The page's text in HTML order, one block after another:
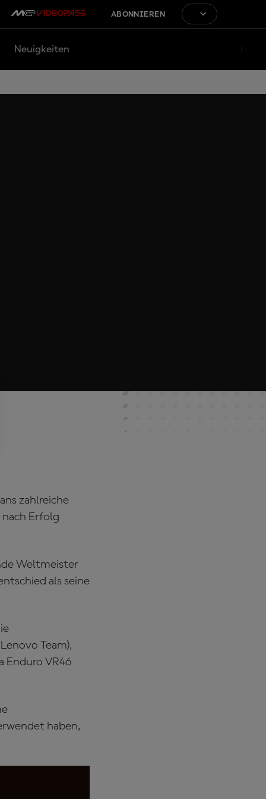
ABONNIEREN
Neuigkeiten
zahlreiche
Erfolg
Weltmeister
als seine
Team),
Enduro VR46
haben,